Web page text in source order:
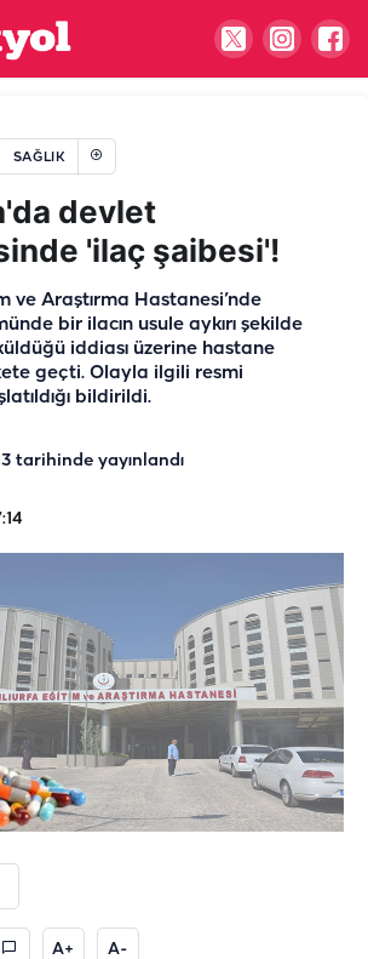
SAĞLIK
devlet
'ilaç şaibesi'!
ve Araştırma Hastanesi’nde
bir ilacın usule aykırı şekilde
iddiası üzerine hastane
geçti. Olayla ilgili resmi
bildirildi.
tarihinde yayınlandı
A+ A-
felç eden sıcaklara karşı uyarı